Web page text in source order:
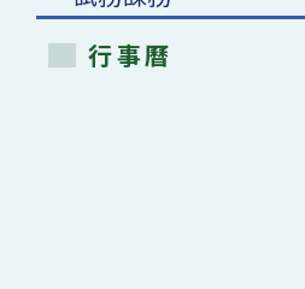
行事曆